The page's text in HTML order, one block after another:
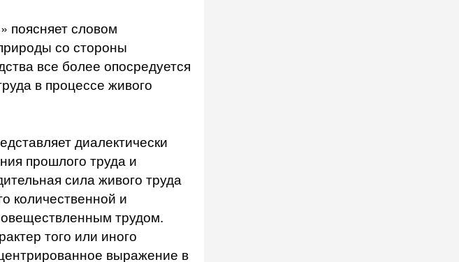
поясняет словом
со стороны
все более опосредуется
в процессе живого
диалектически
прошлого труда и
сила живого труда
количественной и
трудом.
того или иного
выражение в